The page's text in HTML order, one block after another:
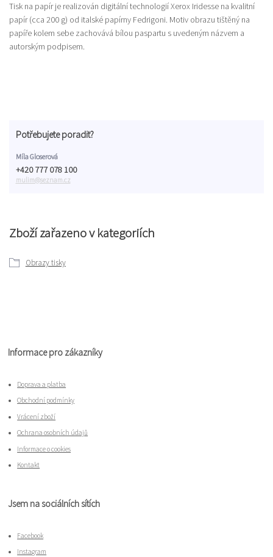
Tisk na papír je realizován digitální technologií Xerox Iridesse na kvalitní
papír (cca 200 g) od italské papírny Fedrigoni. Motiv obrazu tištěný na
papíře kolem sebe zachovává bílou paspartu s uvedeným názvem a
autorským podpisem.
Zboží zařazeno v kategoriích
Obrazy tisky
Potřebujete poradit?
Míla Gloserová
+420 777 078 100
mulim@seznam.cz
Informace pro zákazníky
Doprava a platba
Obchodní podmínky
Vrácení zboží
Ochrana osobních údajů
Informace o cookies
Kontakt
Jsem na sociálních sítích
Facebook
Instagram